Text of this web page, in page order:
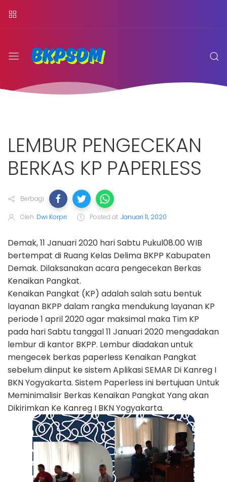
LEMBUR PENGECEKAN
BERKAS KP PAPERLESS
Berbagi
Oleh Dwi Korpri Posted at Januari 11, 2020
Demak, 11 Januari 2020 hari Sabtu Pukul08.00 WIB
bertempat di Ruang Kelas Delima BKPP Kabupaten
Demak. Dilaksanakan acara pengecekan Berkas
Kenaikan Pangkat.
Kenaikan Pangkat (KP) adalah salah satu bentuk
layanan BKPP dalam rangka mendukung layanan KP
periode 1 april 2020 agar maksimal maka Tim KP
pada hari Sabtu tanggal 11 Januari 2020 mengadakan
lembur di kantor BKPP. Lembur diadakan untuk
mengecek berkas paperless Kenaikan Pangkat
sebelum diinput ke sistem Aplikasi SEMAR Di Kanreg I
BKN Yogyakarta. Sistem Paperless ini bertujuan Untuk
Meminimalisir Berkas Kenaikan Pangkat Yang akan
Dikirimkan Ke Kanreg I BKN Yogyakarta.